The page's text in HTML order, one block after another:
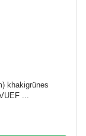
khakigrünes
...